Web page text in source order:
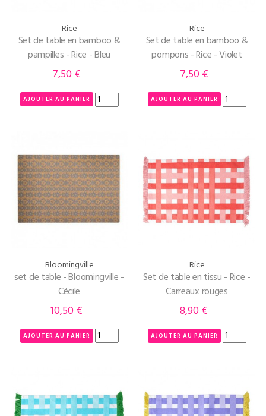
Rice
Set de table en bamboo &
pampilles - Rice - Bleu
Prix
7,50 €
AJOUTER AU PANIER
Rice
Set de table en bamboo &
pompons - Rice - Violet
Prix
7,50 €
AJOUTER AU PANIER
Bloomingville
set de table - Bloomingville -
Cécile
Prix
10,50 €
AJOUTER AU PANIER
Rice
Set de table en tissu - Rice -
Carreaux rouges
Prix
8,90 €
AJOUTER AU PANIER